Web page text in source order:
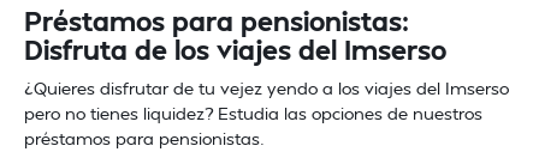
Préstamos para pensionistas:
Disfruta de los viajes del Imserso
¿Quieres disfrutar de tu vejez yendo a los viajes del Imserso
pero no tienes liquidez? Estudia las opciones de nuestros
préstamos para pensionistas.